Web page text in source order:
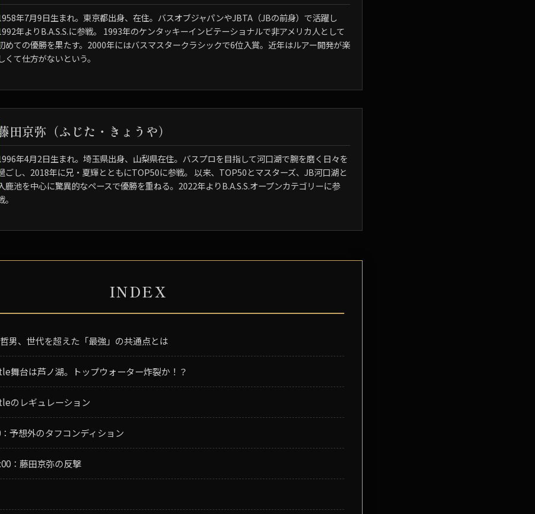
年7月9日生まれ。東京都出身、在住。バスオブジャパンやJBTA（JBの前身）で活躍し
年よりB.A.S.S.に参戦。 1993年のケンタッキーインビテーショナルで非アメリカ人として
めての優勝を果たす。2000年にはバスマスタークラシックで6位入賞。近年はルアー開発が楽
くて仕方がないという。
田京弥（ふじた・きょうや）
年4月2日生まれ。埼玉県出身、山梨県在住。バスプロを目指して河口湖で腕を磨く日々を
ごし、2018年に兄・夏輝とともにTOP50に参戦。 以来、TOP50とマスターズ、JB河口湖と
鹿池を中心に驚異的なペースで優勝を重ねる。2022年よりB.A.S.S.オープンカテゴリーに参
。
INDEX
男、世代を超えた「最強」の共通点とは
舞台は芦ノ湖。トップウォーター炸裂か！？
のレギュレーション
予想外のタフコンディション
：藤田京弥の反撃